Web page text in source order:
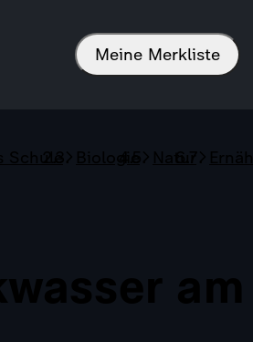
Meine Merkliste
Schule Biologie Natur